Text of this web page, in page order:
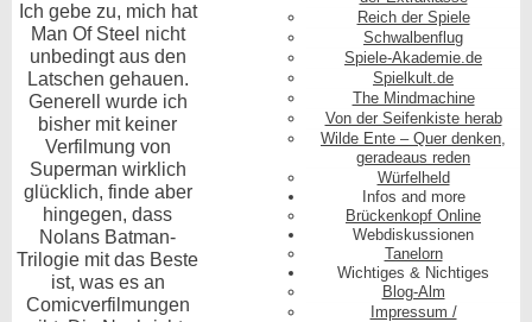
Ich gebe zu, mich hat
Man Of Steel nicht
unbedingt aus den
Latschen gehauen.
Generell wurde ich
bisher mit keiner
Verfilmung von
Superman wirklich
glücklich, finde aber
hingegen, dass
Nolans Batman-
Trilogie mit das Beste
ist, was es an
Comicverfilmungen
Reich der Spiele
Schwalbenflug
Spiele-Akademie.de
Spielkult.de
The Mindmachine
Von der Seifenkiste herab
Wilde Ente – Quer denken,
geradeaus reden
Würfelheld
Infos and more
Brückenkopf Online
Webdiskussionen
Tanelorn
Wichtiges & Nichtiges
Blog-Alm
Impressum /